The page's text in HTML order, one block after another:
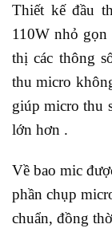
Thiết kế đầu
110W nhỏ
thị các thông
thu micro
giúp micro thu
lớn hơn .
Về bao mic
phần chụp
chuẩn, đồng